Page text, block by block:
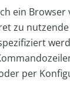
ein Browser
zu
per